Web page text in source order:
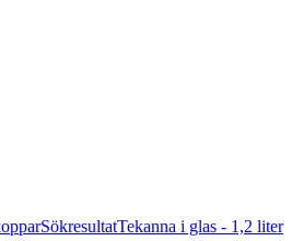
SökresultatTekanna i glas - 1,2 liter